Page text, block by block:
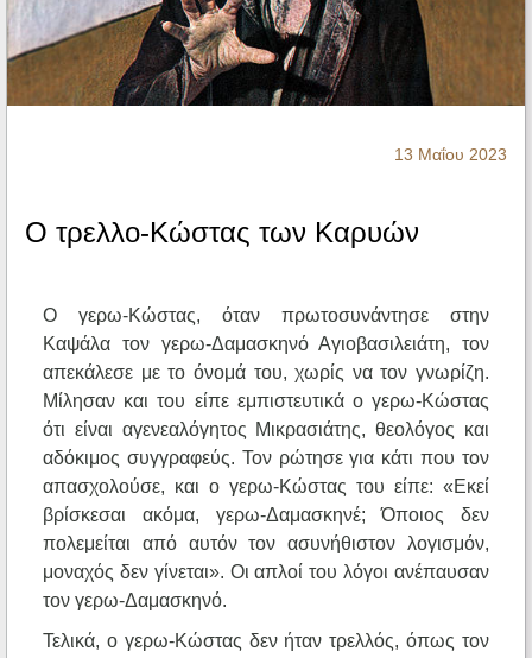
Ηχητικά
13 Μαΐου 2023
Ο τρελλο-Κώστας των Καρυών
Ο γερω-Κώστας, όταν πρωτοσυνάντησε στην
Καψάλα τον γερω-Δαμασκηνό Αγιοβασιλειάτη, τον
απεκάλεσε με το όνομά του, χωρίς να τον γνωρίζη.
Μίλησαν και του είπε εμπιστευτικά ο γερω-Κώστας
ότι είναι αγενεαλόγητος Μικρασιάτης, θεολόγος και
αδόκιμος συγγραφεύς. Τον ρώτησε για κάτι που τον
απασχολούσε, και ο γερω-Κώστας του είπε: «Εκεί
βρίσκεσαι ακόμα, γερω-Δαμασκηνέ; Όποιος δεν
πολεμείται από αυτόν τον ασυνήθιστον λογισμόν,
μοναχός δεν γίνεται». Οι απλοί του λόγοι ανέπαυσαν
τον γερω-Δαμασκηνό.
Τελικά, ο γερω-Κώστας δεν ήταν τρελλός, όπως τον